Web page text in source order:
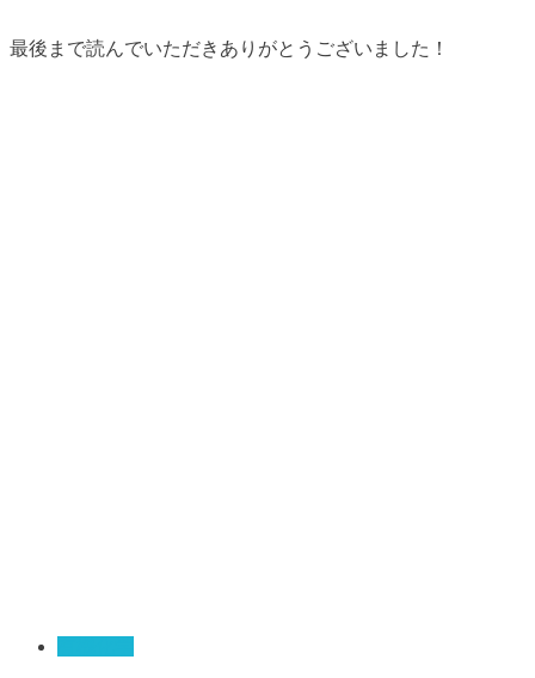
最後まで読んでいただきありがとうございました！